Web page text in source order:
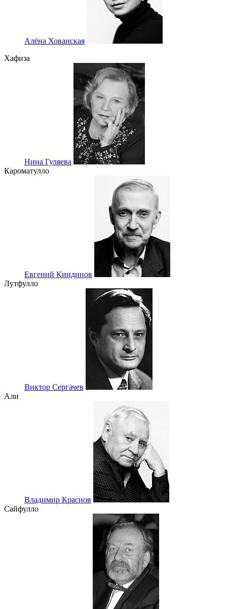
Алёна Хованская
Хафиза
Нина Гуляева
Кароматулло
Евгений Киндинов
Лутфулло
Виктор Сергачев
Али
Владимир Краснов
Сайфулло